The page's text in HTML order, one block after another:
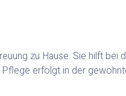
zu Hause. Sie hilft bei
erfolgt in der